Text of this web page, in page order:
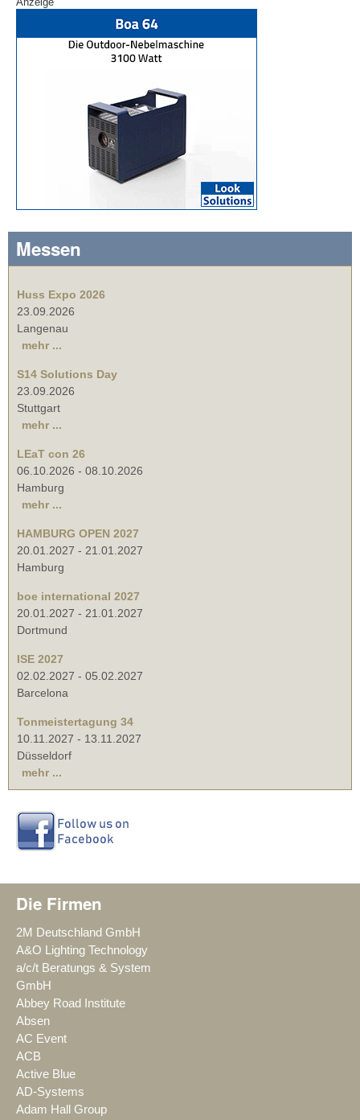
Messen
Huss Expo 2026
23.09.2026
Langenau
mehr ...
S14 Solutions Day
23.09.2026
Stuttgart
mehr ...
LEaT con 26
06.10.2026 - 08.10.2026
Hamburg
mehr ...
HAMBURG OPEN 2027
20.01.2027 - 21.01.2027
Hamburg
boe international 2027
20.01.2027 - 21.01.2027
Dortmund
ISE 2027
02.02.2027 - 05.02.2027
Barcelona
Tonmeistertagung 34
10.11.2027 - 13.11.2027
Düsseldorf
mehr ...
Die Firmen
2M Deutschland GmbH
A&O Lighting Technology
a/c/t Beratungs & System
GmbH
Abbey Road Institute
Absen
AC Event
ACB
Active Blue
AD-Systems
Adam Hall Group